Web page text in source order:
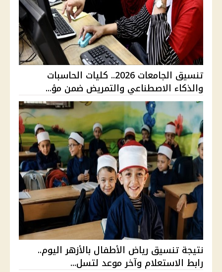
تنسيق الجامعات 2026.. كليات الحاسبات
والذكاء الاصطناعي والتمريض ضمن مؤ...
نتيجة تنسيق رياض الأطفال بالأزهر اليوم..
رابط الاستعلام وآخر موعد لتسل...